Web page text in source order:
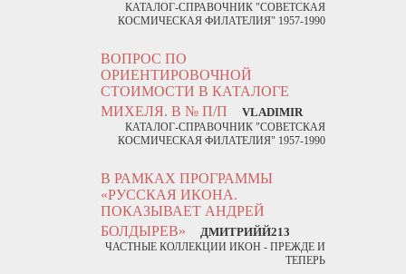
КАТАЛОГ-СПРАВОЧНИК "СОВЕТСКАЯ
КОСМИЧЕСКАЯ ФИЛАТЕЛИЯ" 1957-1990
ВОПРОС ПО
ОРИЕНТИРОВОЧНОЙ
СТОИМОСТИ В КАТАЛОГЕ
МИХЕЛЯ. В № П/П
VLADIMIR
КАТАЛОГ-СПРАВОЧНИК "СОВЕТСКАЯ
КОСМИЧЕСКАЯ ФИЛАТЕЛИЯ" 1957-1990
В РАМКАХ ПРОГРАММЫ
«РУССКАЯ ИКОНА.
ПОКАЗЫВАЕТ АНДРЕЙ
БОЛДЫРЕВ»
ДМИТРИЙЙ213
ЧАСТНЫЕ КОЛЛЕКЦИИ ИКОН - ПРЕЖДЕ И
ТЕПЕРЬ